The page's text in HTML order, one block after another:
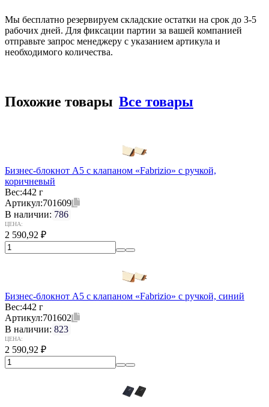
Мы бесплатно резервируем складские остатки на срок до 3-5
рабочих дней. Для фиксации партии за вашей компанией
отправьте запрос менеджеру с указанием артикула и
необходимого количества.
Похожие товары Все товары
Бизнес-блокнот А5 с клапаном «Fabrizio» с ручкой,
коричневый
Вес:442 г
Артикул:701609
В наличии: 786
ЦЕНА:
2 590,92 ₽
Бизнес-блокнот А5 с клапаном «Fabrizio» с ручкой, синий
Вес:442 г
Артикул:701602
В наличии: 823
ЦЕНА:
2 590,92 ₽